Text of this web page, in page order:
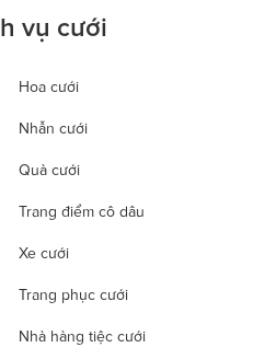
vụ cưới
Hoa cưới
Nhẫn cưới
Quà cưới
Trang điểm cô dâu
Xe cưới
Trang phục cưới
Nhà hàng tiệc cưới